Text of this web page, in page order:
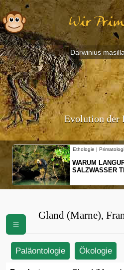
Wir
Evolution der
Ethologie |
WARUM
SALZWASSER
Darwinius
Gland (Marne),
Paläontologie Ökologie